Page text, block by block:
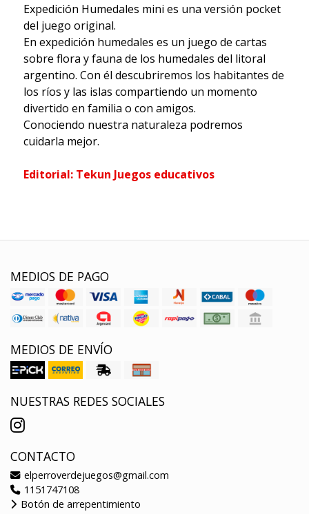
Expedición Humedales mini es una versión pocket
del juego original.
En expedición humedales es un juego de cartas
sobre flora y fauna de los humedales del litoral
argentino. Con él descubriremos los habitantes de
los ríos y las islas compartiendo un momento
divertido en familia o con amigos.
Conociendo nuestra naturaleza podremos
cuidarla mejor.
Editorial: Tekun Juegos educativos
MEDIOS DE PAGO
MEDIOS DE ENVÍO
NUESTRAS REDES SOCIALES
CONTACTO
elperroverdejuegos@gmail.com
1151747108
Botón de arrepentimiento